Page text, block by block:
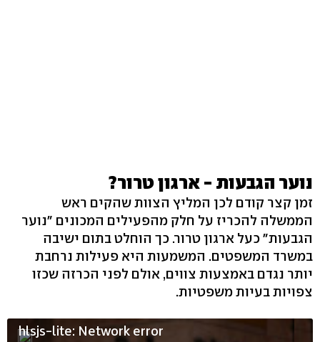
נוער הגבעות - ארגון טרור?
זמן קצר קודם לכן המליץ הצוות שהקים ראש
הממשלה להכריז על חלק מהפעילים המכונים "נוער
הגבעות" כעל ארגון טרור. כך הוחלט בתום ישיבה
במשרד המשפטים. המשמעות היא פעילות נרחבת
יותר נגדם באמצעות צווים, אולם לפני הכרזה שכזו
צפויות בעיות משפטיות.
hlsjs-lite: Network error